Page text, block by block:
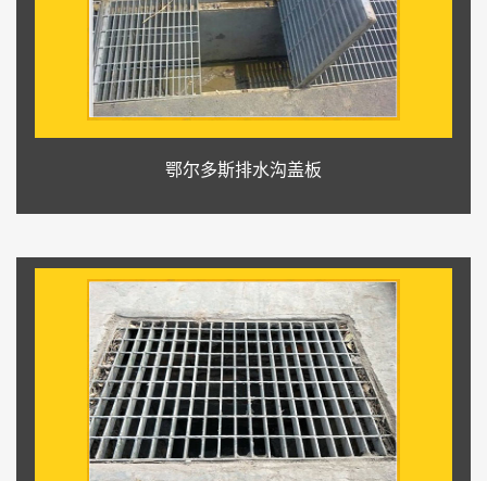
鄂尔多斯排水沟盖板